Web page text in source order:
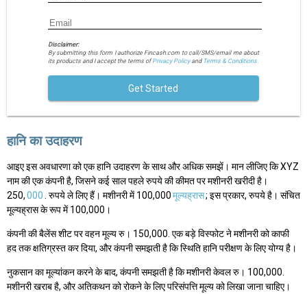
Disclaimer:
By submitting this form I authorize Fincash.com to call/SMS/email me about
its products and I accept the terms ofPrivacy Policyand Terms & Conditions.
Get Started
हानि का उदाहरण
आइए इस अवधारणा को एक हानि उदाहरण के साथ और अधिक समझें। मान लीजिए कि XYZ
नाम की एक कंपनी है, जिसने कई साल पहले रुपये की कीमत पर मशीनरी खरीदी है।
250,000 . रुपये ले लिए हैं। मशीनरी में 100,000मूल्यह्रास; इस प्रकार, रुपये है। संचित
मूल्यह्रास के रूप में 100,000।
कंपनी की बैलेंस शीट पर वहन मूल्य रु। 150,000. एक बड़े विस्फोट ने मशीनरी को काफी
हद तक क्षतिग्रस्त कर दिया, और कंपनी समझती है कि स्थिति हानि परीक्षण के लिए योग्य है।
नुकसान का मूल्यांकन करने के बाद, कंपनी समझती है कि मशीनरी केवल रु। 100,000.
मशीनरी खराब है, और अतिकथन को रोकने के लिए परिसंपत्ति मूल्य को लिखा जाना चाहिए।